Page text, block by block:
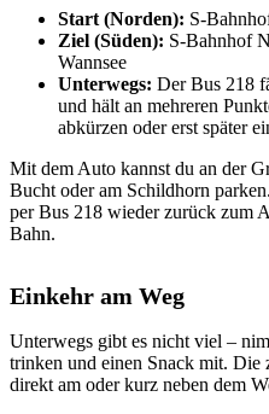
Start (Norden): S-
Ziel (Süden): S-Bahnhof
Wannsee
Unterwegs: Der Bus 218
und hält an mehreren
abkürzen oder erst später
Mit dem Auto kannst du an der
Bucht oder am Schildhorn
per Bus 218 wieder zurück zum
Bahn.
Einkehr am Weg
Unterwegs gibt es nicht viel –
trinken und einen Snack mit. Die
direkt am oder kurz neben dem